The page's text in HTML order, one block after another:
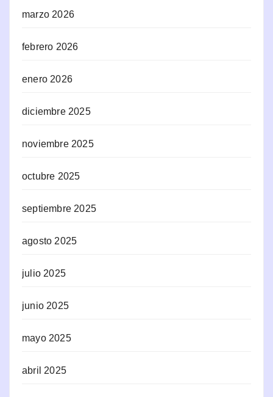
marzo 2026
febrero 2026
enero 2026
diciembre 2025
noviembre 2025
octubre 2025
septiembre 2025
agosto 2025
julio 2025
junio 2025
mayo 2025
abril 2025